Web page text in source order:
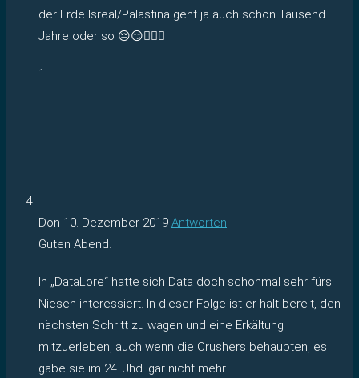
der Erde Isreal/Palästina geht ja auch schon Tausend
Jahre oder so 😔😏🤷🏽‍♂️
1
Don 10. Dezember 2019 Antworten
Guten Abend.
In „DataLore“ hatte sich Data doch schonmal sehr fürs
Niesen interessiert. In dieser Folge ist er halt bereit, den
nächsten Schritt zu wagen und eine Erkältung
mitzuerleben, auch wenn die Crushers behaupten, es
gäbe sie im 24. Jhd. gar nicht mehr.